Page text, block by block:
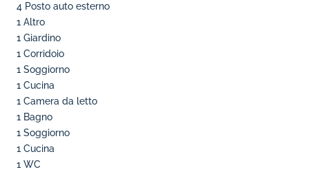
4 Posto auto esterno
1 Altro
1 Giardino
1 Corridoio
1 Soggiorno
1 Cucina
1 Camera da letto
1 Bagno
1 Soggiorno
1 Cucina
1 WC